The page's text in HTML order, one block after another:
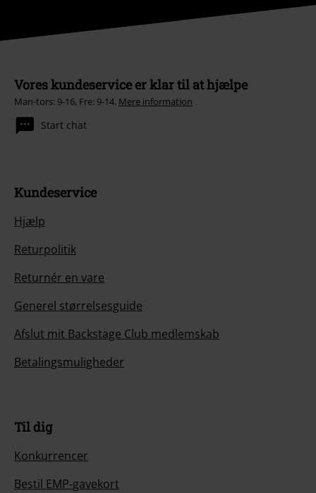
Vores kundeservice er klar til at hjælpe
Man-tors: 9-16, Fre: 9-14. Mere information
Start chat
Kundeservice
Hjælp
Returpolitik
Returnér en vare
Generel størrelsesguide
Afslut mit Backstage Club medlemskab
Betalingsmuligheder
Til dig
Konkurrencer
Bestil EMP-gavekort